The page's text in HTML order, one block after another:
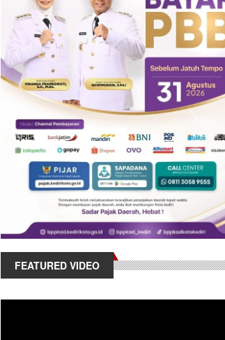
FEATURED VIDEO